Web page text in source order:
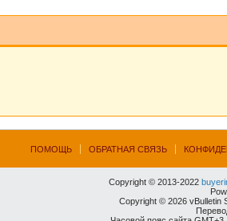
ПОМОЩЬ ОБРАТНАЯ СВЯЗЬ
Copyright © 2013-2022
Copyright © 2026 vBulletin